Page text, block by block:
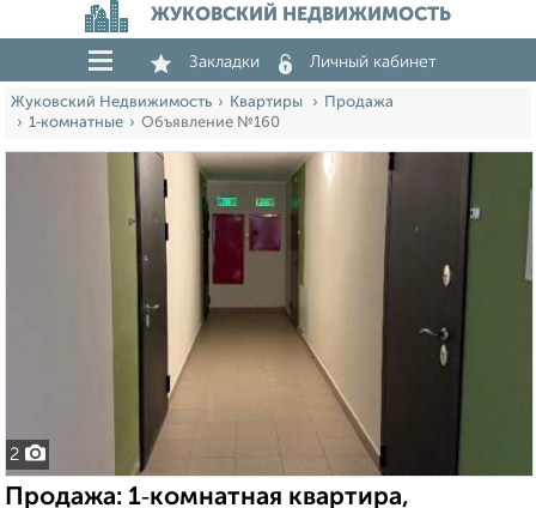
ЖУКОВСКИЙ НЕДВИЖИМОСТЬ
Закладки Личный кабинет
Жуковский Недвижимость Квартиры
Продажа
1‑комнатные
Объявление №160
2
Продажа: 1‑комнатная квартира,